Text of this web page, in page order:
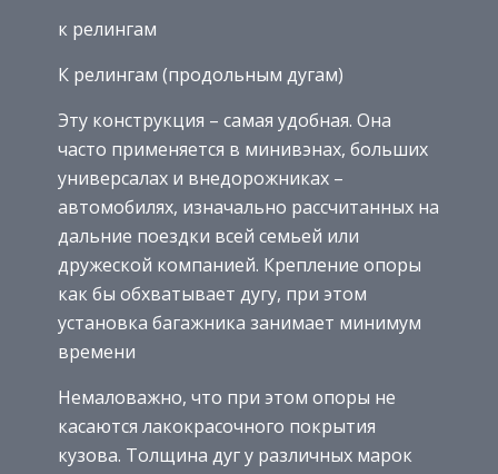
к релингам
К релингам (продольным дугам)
Эту конструкция – самая удобная. Она
часто применяется в минивэнах, больших
универсалах и внедорожниках –
автомобилях, изначально рассчитанных на
дальние поездки всей семьей или
дружеской компанией. Крепление опоры
как бы обхватывает дугу, при этом
установка багажника занимает минимум
времени
Немаловажно, что при этом опоры не
касаются лакокрасочного покрытия
кузова. Толщина дуг у различных марок